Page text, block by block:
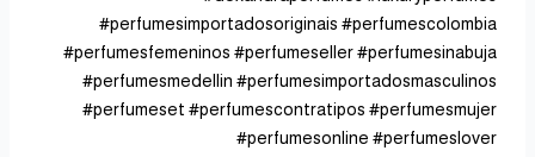
#perfumesimportadosoriginais #perfumescolombia
#perfumesfemeninos #perfumeseller #perfumesinabuja
#perfumesmedellin #perfumesimportadosmasculinos
#perfumeset #perfumescontratipos #perfumesmujer
#perfumesonline #perfumeslover